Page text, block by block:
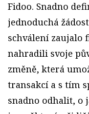
Fidoo. Snadno
jednoduchá
schválení
nahradili svoje
změně, která
transakcí a s tím
snadno odhalit, o